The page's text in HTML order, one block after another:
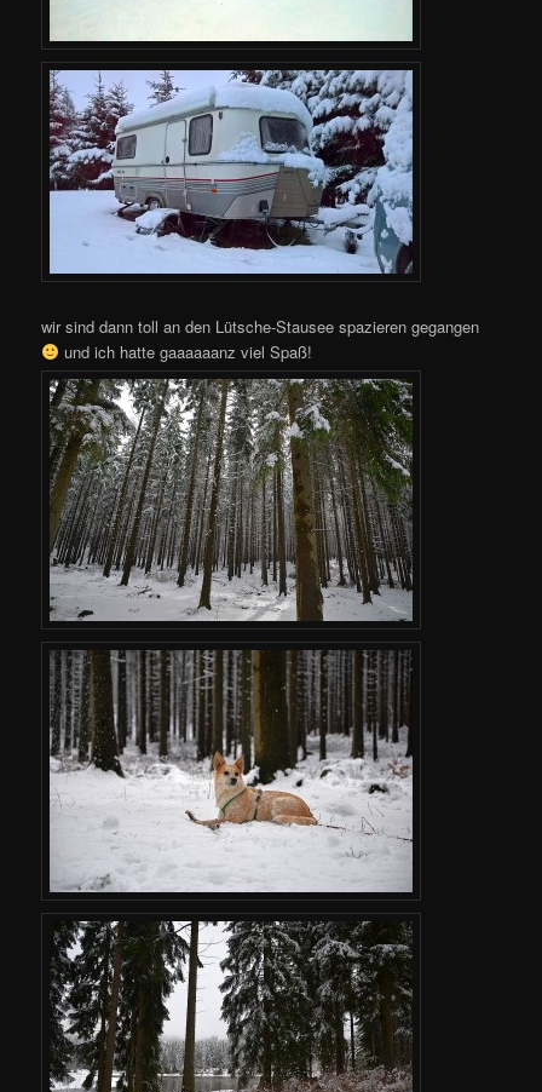
wir sind dann toll an den Lütsche-Stausee spazieren gegangen
und ich hatte gaaaaaanz viel Spaß!